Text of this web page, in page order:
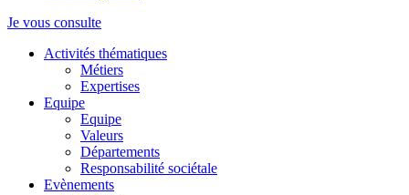
Je vous consulte
Activités thématiques
Métiers
Expertises
Equipe
Equipe
Valeurs
Départements
Responsabilité sociétale
Evènements